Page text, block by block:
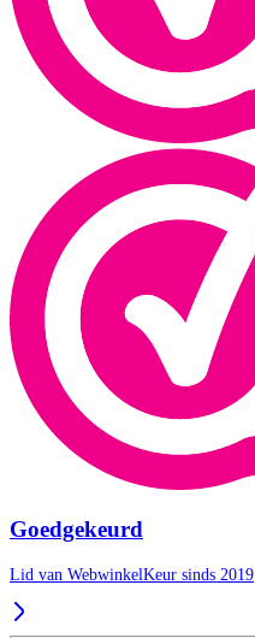
Goedgekeurd
Lid van WebwinkelKeur sinds 2019